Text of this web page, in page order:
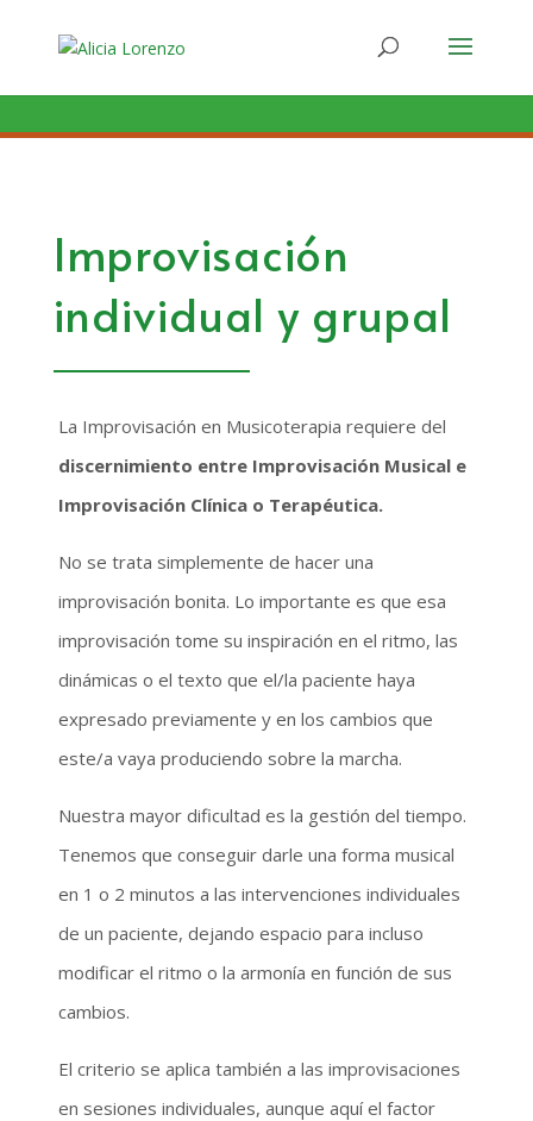
Improvisación
individual y grupal
La Improvisación en Musicoterapia requiere del
discernimiento entre Improvisación Musical e
Improvisación Clínica o Terapéutica.
No se trata simplemente de hacer una
improvisación bonita. Lo importante es que esa
improvisación tome su inspiración en el ritmo, las
dinámicas o el texto que el/la paciente haya
expresado previamente y en los cambios que
este/a vaya produciendo sobre la marcha.
Nuestra mayor dificultad es la gestión del tiempo.
Tenemos que conseguir darle una forma musical
en 1 o 2 minutos a las intervenciones individuales
de un paciente, dejando espacio para incluso
modificar el ritmo o la armonía en función de sus
cambios.
El criterio se aplica también a las improvisaciones
en sesiones individuales, aunque aquí el factor